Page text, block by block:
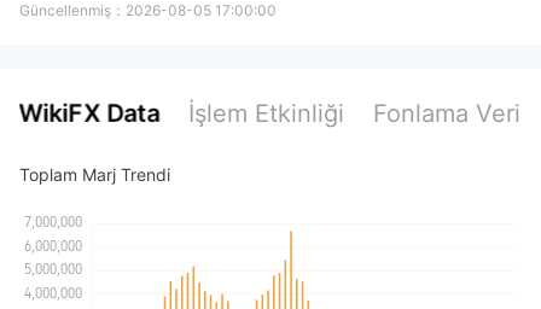
Güncellenmiş： 2026-08-05 17:00:00
WikiFX Data İşlem Etkinliği Fonlama
Toplam Marj Trendi